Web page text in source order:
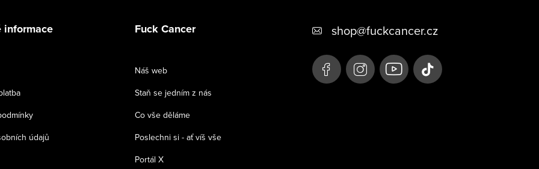
informace
údajů
Fuck Cancer
Náš web
Staň se jedním z nás
Co vše děláme
Poslechni si - ať víš vše
Portál X
shop@fuckcancer.cz